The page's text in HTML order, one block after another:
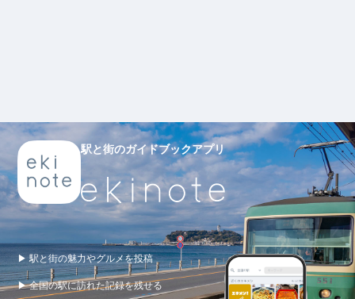
駅と街のガイドブックアプリ
▶ 駅と街の魅力やグルメを投稿
▶ 全国の駅に訪れた記録を残せる